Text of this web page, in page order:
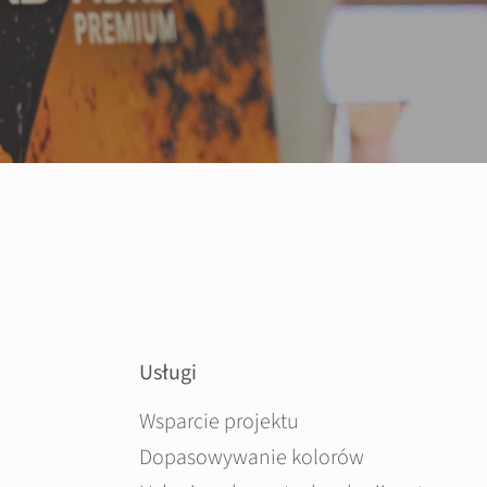
Usługi
Pomiń nawigacje
Wsparcie projektu
Dopasowywanie kolorów